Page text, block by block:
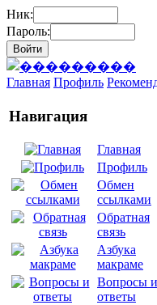
Ник:
Пароль:
Главная Профиль
Навигация
Главная
Профиль
Обмен
ссылками
Обратная
связь
Азбука
макраме
Вопросы и
ответы